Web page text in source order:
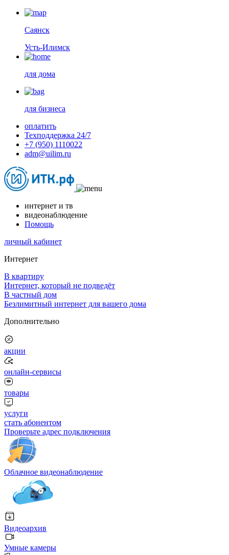
Саянск
Усть-Илимск
для дома
для бизнеса
оплатить
Техподдержка 24/7
+7 (950) 1110022
adm@uilim.ru
интернет и тв
видеонаблюдение
Помощь
личный кабинет
Интернет
В квартиру
Интернет, который не подведёт
В частный дом
Безлимитный интернет для вашего дома
Дополнительно
акции
онлайн-сервисы
товары
услуги
стать абонентом
Проверьте адрес подключения
Облачное видеонаблюдение
Видеоархив
Умные камеры